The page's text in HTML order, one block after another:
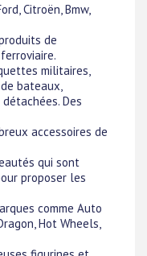
Citroën, Bmw,
de
militaires,
bateaux,
Des
accessoires de
qui sont
proposer les
comme Auto
Hot Wheels,